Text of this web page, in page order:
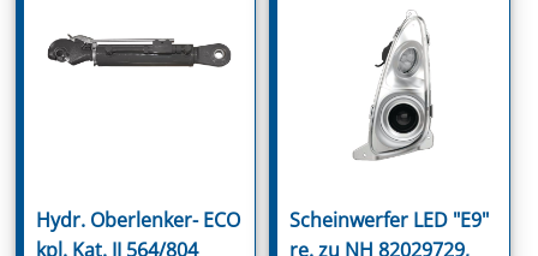
Hydr. Oberlenker- ECO
kpl. Kat. II 564/804
Scheinwerfer LED "E9"
re. zu NH 82029729,